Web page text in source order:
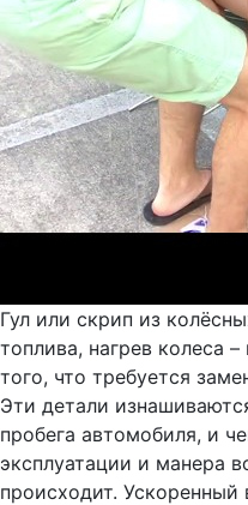
Гул или скрип из
топлива, нагрев колеса
того, что требуется
Эти детали
пробега автомобиля, и
эксплуатации и манера
происходит. Ускоренный